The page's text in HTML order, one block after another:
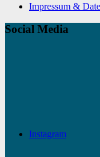
Impressum &
Social Media
Instagram